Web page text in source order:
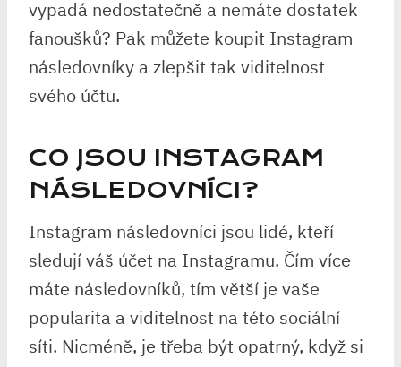
vypadá nedostatečně a nemáte dostatek
fanoušků? Pak můžete koupit Instagram
následovníky a zlepšit tak viditelnost
svého účtu.
CO JSOU INSTAGRAM
NÁSLEDOVNÍCI?
Instagram následovníci jsou lidé, kteří
sledují váš účet na Instagramu. Čím více
máte následovníků, tím větší je vaše
popularita a viditelnost na této sociální
síti. Nicméně, je třeba být opatrný, když si